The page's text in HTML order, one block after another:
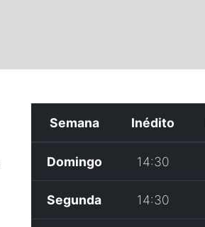
Semana Inédito
Domingo 14:30
Segunda 14:30